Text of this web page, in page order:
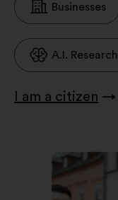
Businesses
A.I. Research
I am a citizen →